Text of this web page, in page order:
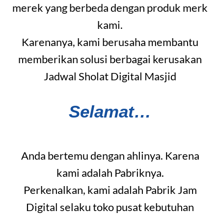
merek yang berbeda dengan produk merk
kami.
Karenanya, kami berusaha membantu
memberikan solusi berbagai kerusakan
Jadwal Sholat Digital Masjid
Selamat…
Anda bertemu dengan ahlinya. Karena
kami adalah Pabriknya.
Perkenalkan, kami adalah Pabrik Jam
Digital selaku toko pusat kebutuhan